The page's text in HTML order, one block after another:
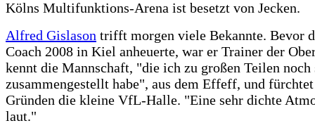
Kölns Multifunktions-Arena ist besetzt von Jecken.
Alfred Gislason trifft morgen viele Bekannte. Bevor
Coach 2008 in Kiel anheuerte, war er Trainer der
kennt die Mannschaft, "die ich zu großen Teilen noch
zusammengestellt habe", aus dem Effeff, und
Gründen die kleine VfL-Halle. "Eine sehr dichte
laut."